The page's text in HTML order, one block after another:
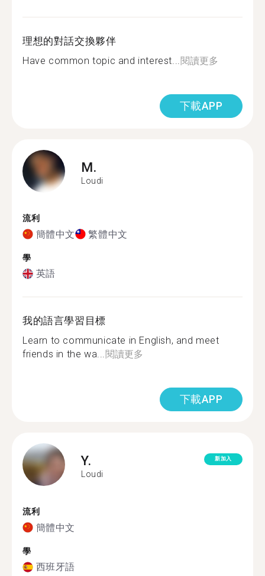
理想的對話交換夥伴
Have common topic and interest...閱讀更多
下載APP
M.
Loudi
流利
簡體中文 繁體中文
學
英語
我的語言學習目標
Learn to communicate in English, and meet
friends in the wa...閱讀更多
下載APP
Y.
Loudi
新加入
流利
簡體中文
學
西班牙語